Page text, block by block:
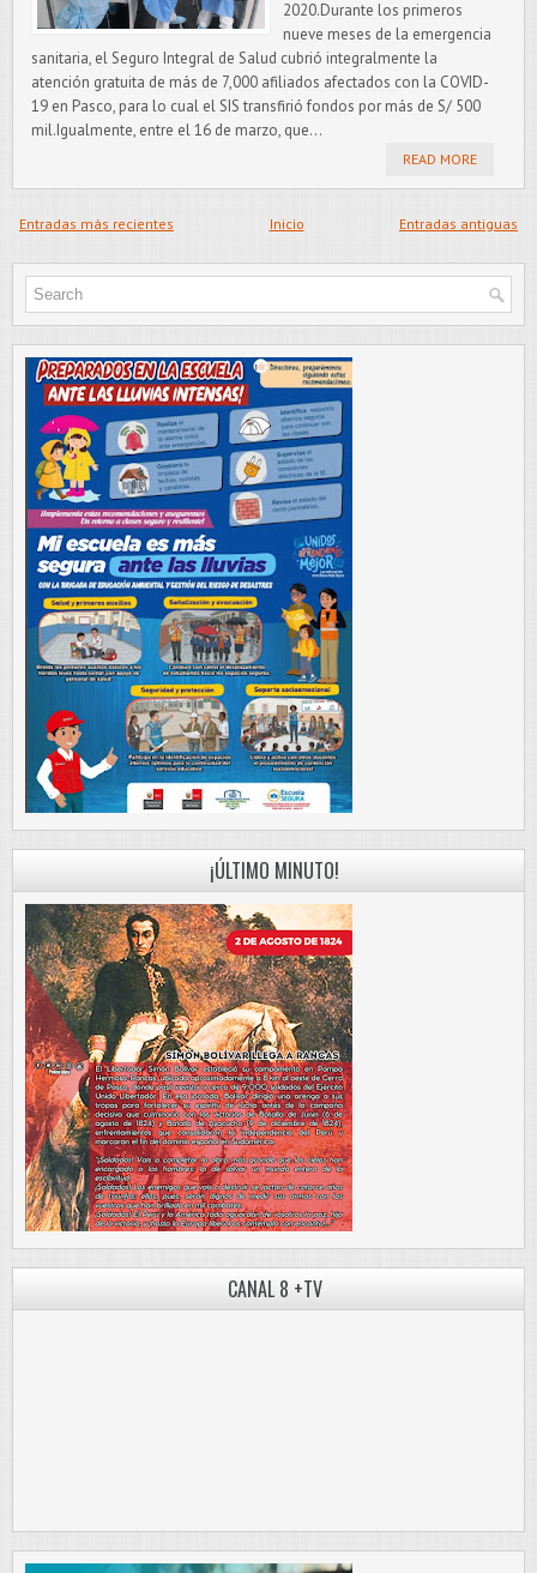
2020.Durante los primeros
nueve meses de la emergencia
sanitaria, el Seguro Integral de Salud cubrió integralmente la
atención gratuita de más de 7,000 afiliados afectados con la COVID-
19 en Pasco, para lo cual el SIS transfirió fondos por más de S/ 500
mil.Igualmente, entre el 16 de marzo, que...
READ MORE
Entradas más recientes Entradas antiguas
Inicio
¡ÚLTIMO MINUTO!
CANAL 8 +TV